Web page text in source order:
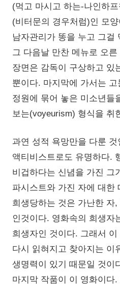
(먹고 마시고 하는-나인하
(비터문의 경우처럼)인 모
남자관리가 똥을 누고 그걸
그 다음날 만찬 메뉴로 오
장면은 감독이 구상하고 있
뿐이다. 마지막에 가서는
정원에 묶어 놓은 미소년들
보는(voyeurism) 형식을 취
과연 성적 욕망만을 다룬
액티비스트로도 유명하다.
비겁하다는 신념을 가진 그
파시스트와 가진 자에 대한
희생당하는 것은 가난한 자
인것이다. 영화속의 희생자
희생자인 것이다. 그래서
다시 읽혀지고 찾아지는 이
생명력이 있기 때문일 것이
마지막 작품이 이 영화이다